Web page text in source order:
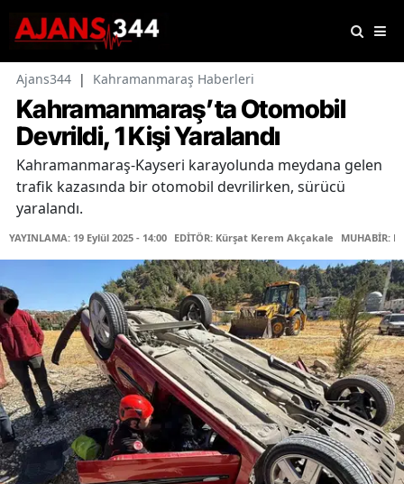
Ajans344 | Kahramanmaraş Haberleri
Kahramanmaraş’ta Otomobil
Devrildi, 1 Kişi Yaralandı
Kahramanmaraş-Kayseri karayolunda meydana gelen
trafik kazasında bir otomobil devrilirken, sürücü
yaralandı.
YAYINLAMA: 19 Eylül 2025 - 14:00 EDİTÖR: Kürşat Kerem Akçakale MUHABİR: